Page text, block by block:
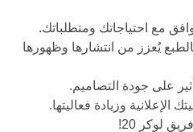
مع احتياجاتك ومتطلباتك.
يُعزز من انتشارها وظهورها
على جودة التصاميم.
وزيادة فعاليتها.
لوكر 20!